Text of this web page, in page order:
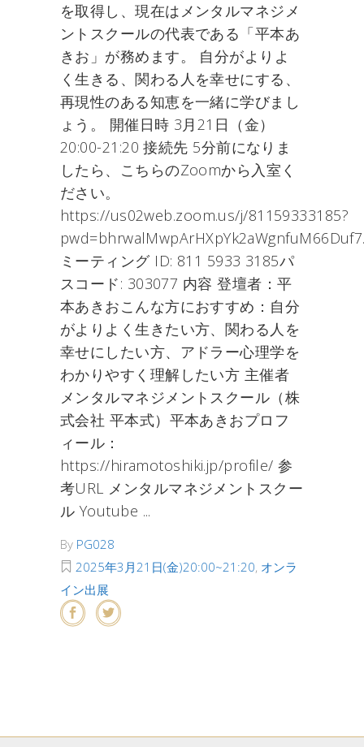
を取得し、現在はメンタルマネジメ
ントスクールの代表である「平本あ
きお」が務めます。 自分がよりよ
く生きる、関わる人を幸せにする、
再現性のある知恵を一緒に学びまし
ょう。 開催日時 3月21日（金）
20:00-21:20 接続先 5分前になりま
したら、こちらのZoomから入室く
ださい。
https://us02web.zoom.us/j/81159333185?
ミーティング ID: 811 5933 3185パ
スコード: 303077 内容 登壇者：平
本あきおこんな方におすすめ：自分
がよりよく生きたい方、関わる人を
幸せにしたい方、アドラー心理学を
わかりやすく理解したい方 主催者
メンタルマネジメントスクール（株
式会社 平本式）平本あきおプロフ
ィール：
https://hiramotoshiki.jp/profile/ 参
考URL メンタルマネジメントスクー
ル Youtube
By PG028
2025年3月21日(金)20:00~21:20, オンラ
イン出展